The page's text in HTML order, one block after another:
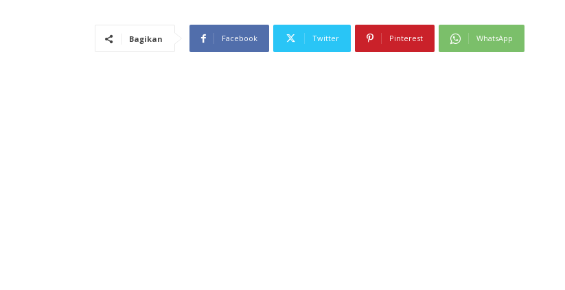
Bagikan Facebook Twitter Pinterest WhatsApp